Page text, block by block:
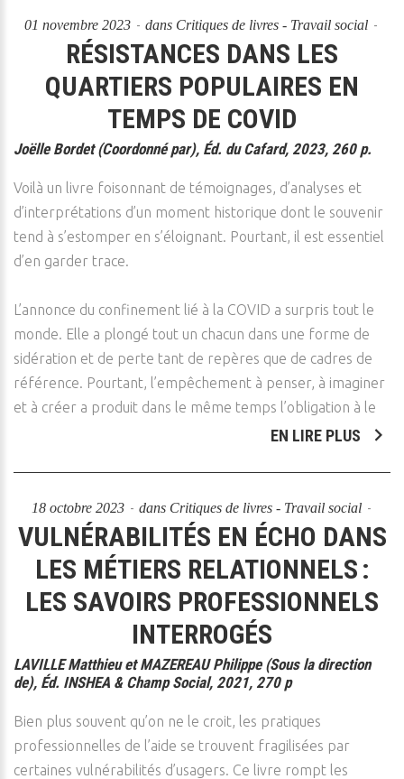
01 novembre 2023 dans Critiques de livres - Travail social
RÉSISTANCES DANS LES
QUARTIERS POPULAIRES EN
TEMPS DE COVID
Joëlle Bordet (Coordonné par), Éd. du Cafard, 2023, 260 p.
Voilà un livre foisonnant de témoignages, d’analyses et
d’interprétations d’un moment historique dont le souvenir
tend à s’estomper en s’éloignant. Pourtant, il est essentiel
d’en garder trace.
L’annonce du confinement lié à la COVID a surpris tout le
monde. Elle a plongé tout un chacun dans une forme de
sidération et de perte tant de repères que de cadres de
référence. Pourtant, l’empêchement à penser, à imaginer
et à créer a produit dans le même temps l’obligation à le
EN LIRE PLUS
18 octobre 2023 dans Critiques de livres - Travail social
VULNÉRABILITÉS EN ÉCHO DANS
LES MÉTIERS RELATIONNELS :
LES SAVOIRS PROFESSIONNELS
INTERROGÉS
LAVILLE Matthieu et MAZEREAU Philippe (Sous la direction
de), Éd. INSHEA & Champ Social, 2021, 270 p
Bien plus souvent qu’on ne le croit, les pratiques
professionnelles de l’aide se trouvent fragilisées par
certaines vulnérabilités d’usagers. Ce livre rompt les